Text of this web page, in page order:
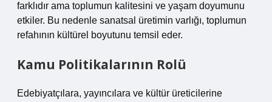
farklıdır ama toplumun kalitesini ve yaşam doyumunu
etkiler. Bu nedenle sanatsal üretimin varlığı, toplumun
refahının kültürel boyutunu temsil eder.
Kamu Politikalarının Rolü
Edebiyatçılara, yayıncılara ve kültür üreticilerine